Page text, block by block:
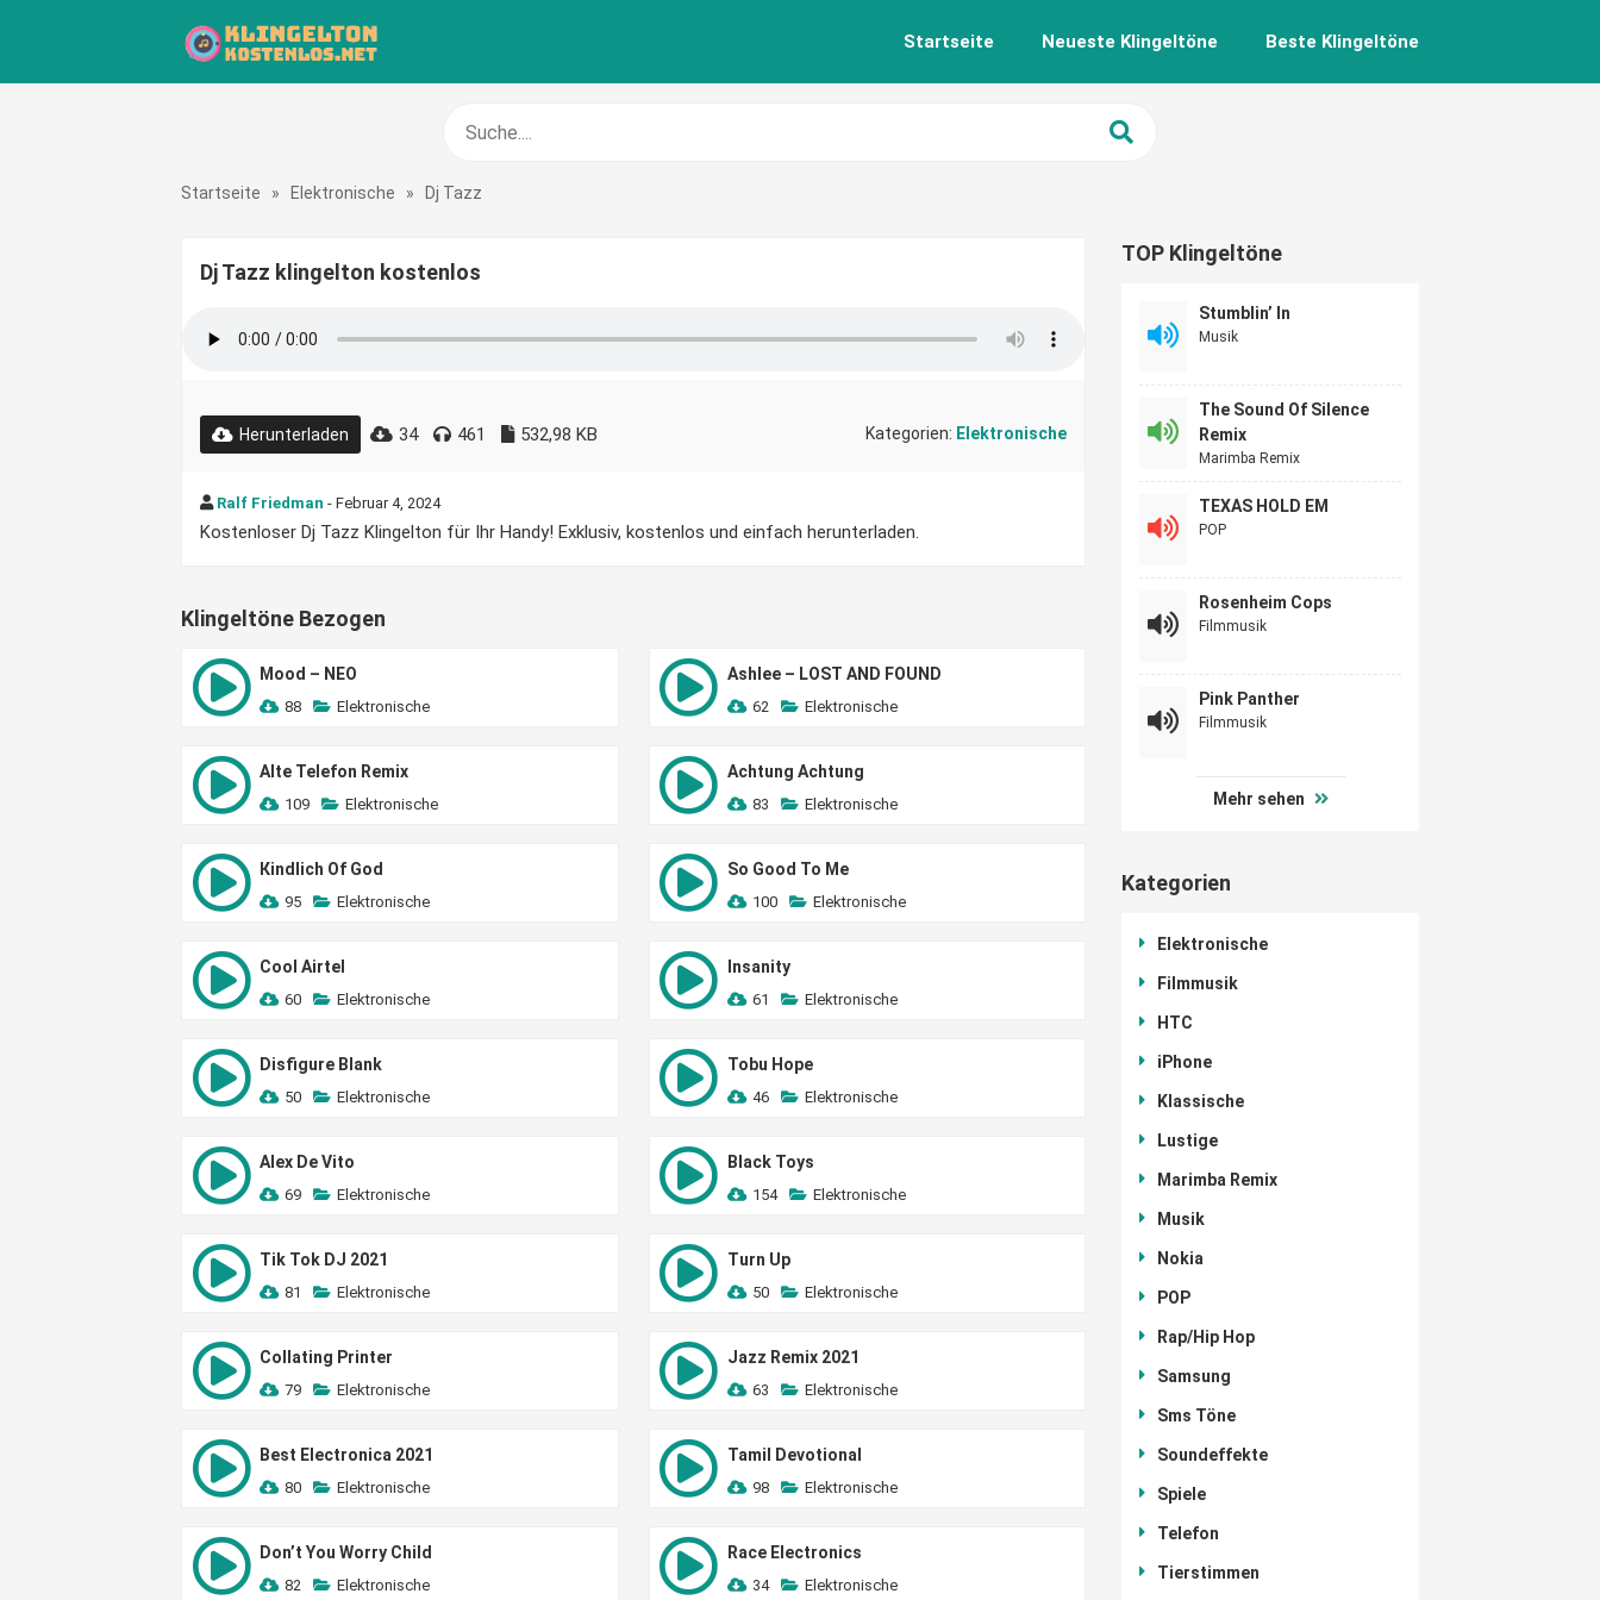
Startseite Neueste Klingeltöne Beste Klingeltöne
Startseite » Elektronische » Dj Tazz
Dj Tazz klingelton kostenlos
Herunterladen 34 461 532,98 KB Kategorien: Elektronische
Ralf Friedman - Februar 4, 2024
Kostenloser Dj Tazz Klingelton für Ihr Handy! Exklusiv, kostenlos und einfach herunterladen.
Klingeltöne Bezogen
Mood – NEO
88 Elektronische
Ashlee – LOST AND FOUND
62 Elektronische
Alte Telefon Remix
109 Elektronische
Achtung Achtung
83 Elektronische
Кindlich Of God
95 Elektronische
So Good To Me
100 Elektronische
Cool Airtel
60 Elektronische
Insanity
61 Elektronische
Disfigure Blank
50 Elektronische
Tobu Hope
46 Elektronische
Alex De Vito
69 Elektronische
Black Toys
154 Elektronische
Tik Tok DJ 2021
81 Elektronische
Turn Up
50 Elektronische
Collating Printer
79 Elektronische
Jazz Remix 2021
63 Elektronische
Best Electronica 2021
80 Elektronische
Tamil Devotional
98 Elektronische
Don’t You Worry Child
82 Elektronische
Race Electronics
34 Elektronische
TOP Klingeltöne
Stumblin’ In
Musik
The Sound Of Silence
Remix
Marimba Remix
TEXAS HOLD EM
POP
Rosenheim Cops
Filmmusik
Pink Panther
Filmmusik
Mehr sehen
Kategorien
Elektronische
Filmmusik
HTC
iPhone
Klassische
Lustige
Marimba Remix
Musik
Nokia
POP
Rap/Hip Hop
Samsung
Sms Töne
Soundeffekte
Spiele
Telefon
Tierstimmen